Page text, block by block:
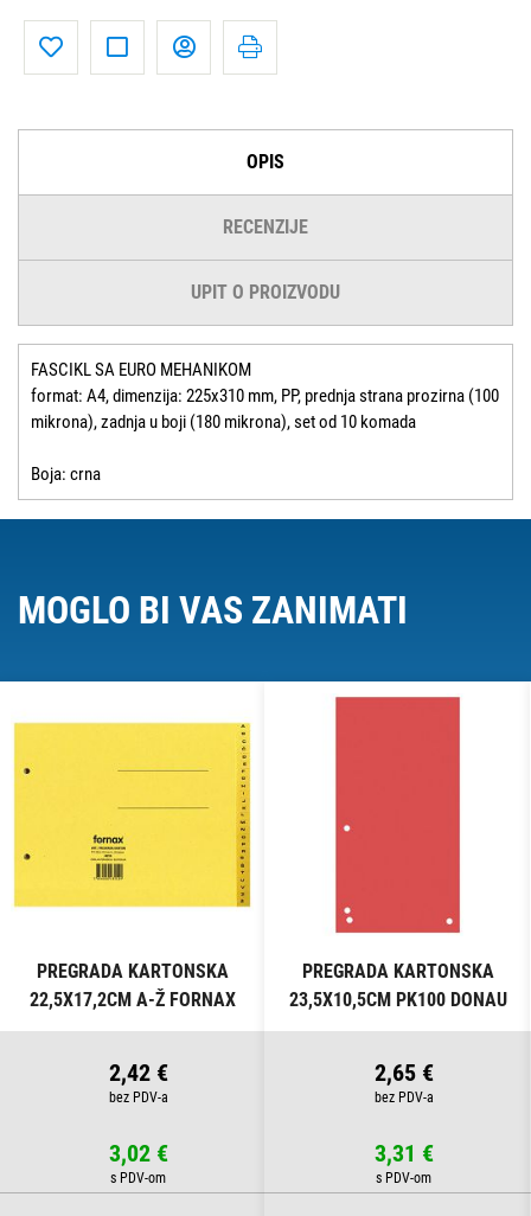
OPIS
RECENZIJE
UPIT O PROIZVODU
FASCIKL SA EURO MEHANIKOM
format: A4, dimenzija: 225x310 mm, PP, prednja strana prozirna (100
mikrona), zadnja u boji (180 mikrona), set od 10 komada
Boja: crna
MOGLO BI VAS ZANIMATI
PREGRADA KARTONSKA
22,5X17,2CM A-Ž FORNAX
ŽUTA
2,42 €
3,02 €
PREGRADA KARTONSKA
23,5X10,5CM PK100 DONAU
8620100-04PL CRVENA
2,65 €
3,31 €